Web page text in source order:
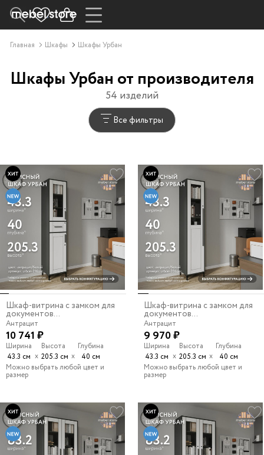
Главная Шкафы Шкафы Урбан
Шкафы Урбан от производителя
54 изделий
Все фильтры
Шкаф-витрина с замком для
документов...
Антрацит
10 741 ₽
Ширина
43.3 см х
Высота
205.3 см х
Глубина
40 см
Можно выбрать любой цвет и
размер
Шкаф-витрина с замком для
документов...
Антрацит
9 970 ₽
Ширина
43.3 см х
Высота
205.3 см х
Глубина
40 см
Можно выбрать любой цвет и
размер